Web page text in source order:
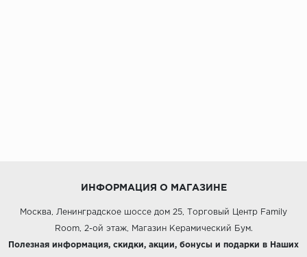
ИНФОРМАЦИЯ О МАГАЗИНЕ
Москва, Ленинградское шоссе дом 25, Торговый Центр Family
Room, 2-ой этаж, Магазин Керамический Бум.
Полезная информация, скидки, акции, бонусы и подарки в Наших